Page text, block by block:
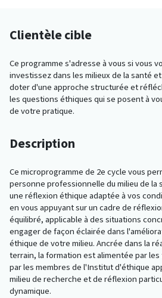
Clientèle cible
Ce programme s'adresse à vous si vous
investissez dans les milieux de la santé
doter d'une approche structurée et
les questions éthiques qui se posent à
de votre pratique.
Description
Ce microprogramme de 2e cycle vous
personne professionnelle du milieu de la
une réflexion éthique adaptée à vos
en vous appuyant sur un cadre de
équilibré, applicable à des situations
engager de façon éclairée dans
éthique de votre milieu. Ancrée dans la
terrain, la formation est alimentée par les
par les membres de l'Institut d'éthique
milieu de recherche et de réflexion
dynamique.